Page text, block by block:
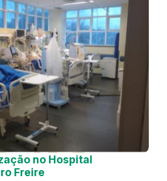
no Hospital
Freire